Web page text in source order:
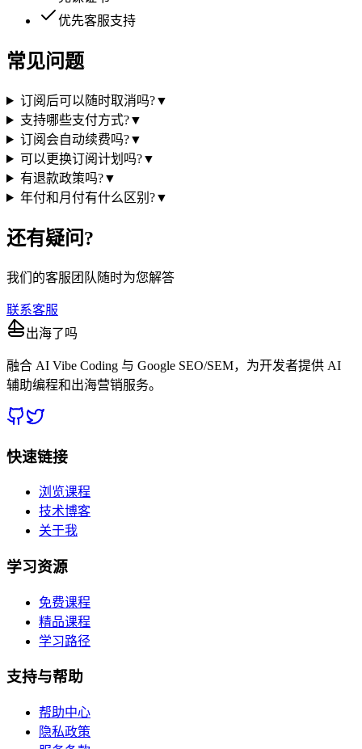
优先客服支持
常见问题
订阅后可以随时取消吗?▼
支持哪些支付方式?▼
订阅会自动续费吗?▼
可以更换订阅计划吗?▼
有退款政策吗?▼
年付和月付有什么区别?▼
还有疑问?
我们的客服团队随时为您解答
联系客服
出海了吗
融合 AI Vibe Coding 与 Google SEO/SEM，为开发者提供 AI
辅助编程和出海营销服务。
快速链接
浏览课程
技术博客
关于我
学习资源
免费课程
精品课程
学习路径
支持与帮助
帮助中心
隐私政策